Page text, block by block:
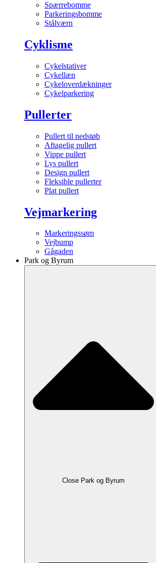
Spærrebomme
Parkeringsbomme
Stålværn
Cyklisme
Cykelstativer
Cykellæn
Cykeloverdækninger
Cykelparkering
Pullerter
Pullert til nedstøb
Aftagelig pullert
Vippe pullert
Lys pullert
Design pullert
Fleksible pullerter
Plat pullert
Vejmarkering
Markeringssøm
Vejbump
Gågaden
Park og Byrum
Close Park og Byrum